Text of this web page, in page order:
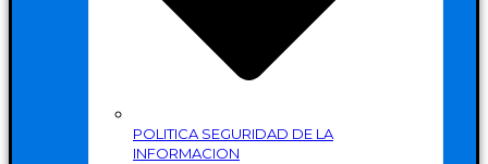
POLITICA SEGURIDAD DE LA
INFORMACION